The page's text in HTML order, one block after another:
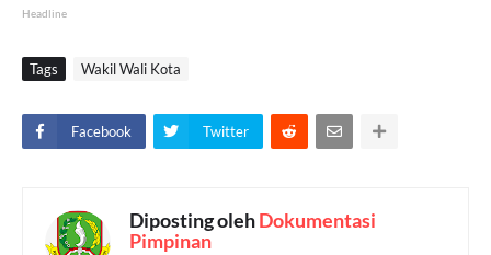
Headline
Tags Wakil Wali Kota
Facebook Twitter
Diposting olehDokumentasi
Pimpinan